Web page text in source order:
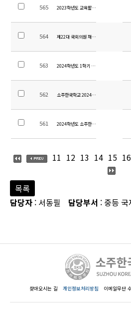
565 2023학년도 교육활동 만족도 및 2024학
564 제22대 국회의원 재외선거 부재자투표 안
563 2024학년도 1학기 신전편입학 전형 일정
562 소주한국학교 2024학년도 교원 초빙 추
561 2024학년도 소주한국학교 초빙 교원 재
11 12 13 14 15 16
목록
담당자 : 서동필 담당부서 : 중등
찾아오시는 길 개인정보처리방침 이메일무단